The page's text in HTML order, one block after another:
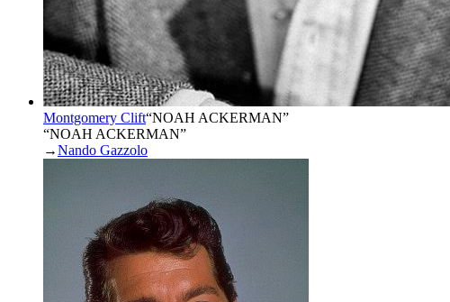
Montgomery Clift“NOAH ACKERMAN”
“NOAH ACKERMAN”
→Nando Gazzolo